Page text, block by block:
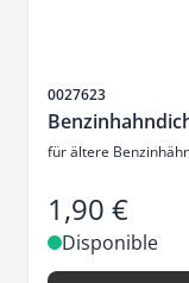
SKU
0027623
für ältere
1,90 €
Disponible